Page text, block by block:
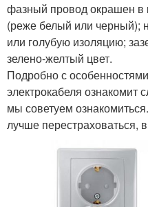
фазный провод окрашен в
(реже белый или черный);
или голубую изоляцию;
зелено-желтый цвет.
Подробно с
электрокабеля ознакомит
мы советуем
лучше перестраховаться,